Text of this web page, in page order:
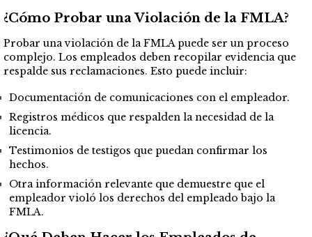
¿Cómo Probar una Violación de la FMLA?
Probar una violación de la FMLA puede ser un proceso
complejo. Los empleados deben recopilar evidencia que
respalde sus reclamaciones. Esto puede incluir:
Documentación de comunicaciones con el empleador.
Registros médicos que respalden la necesidad de la
licencia.
Testimonios de testigos que puedan confirmar los
hechos.
Otra información relevante que demuestre que el
empleador violó los derechos del empleado bajo la
FMLA.